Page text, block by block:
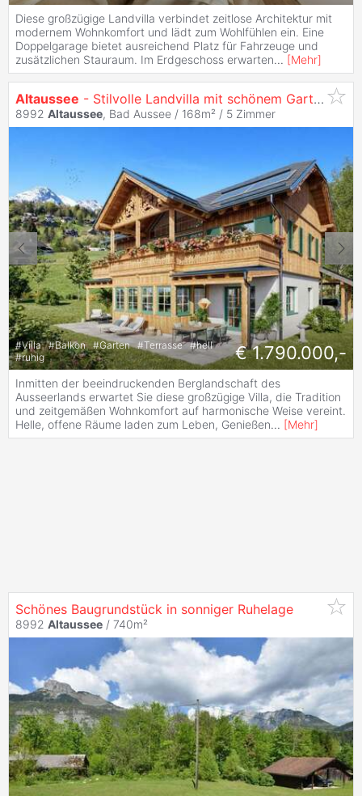
Diese großzügige Landvilla verbindet zeitlose Architektur mit
modernem Wohnkomfort und lädt zum Wohlfühlen ein. Eine
Doppelgarage bietet ausreichend Platz für Fahrzeuge und
zusätzlichen Stauraum. Im Erdgeschoss erwarten... [Mehr]
Altaussee - Stilvolle Landvilla mit schönem Garten
8992 Altaussee, Bad Aussee / 168m² / 5 Zimmer
#Villa #Balkon #Garten #Terrasse #hell
#ruhig € 1.790.000,-
Inmitten der beeindruckenden Berglandschaft des
Ausseerlands erwartet Sie diese großzügige Villa, die Tradition
und zeitgemäßen Wohnkomfort auf harmonische Weise vereint.
Helle, offene Räume laden zum Leben, Genießen... [Mehr]
Schönes Baugrundstück in sonniger Ruhelage
8992 Altaussee / 740m²